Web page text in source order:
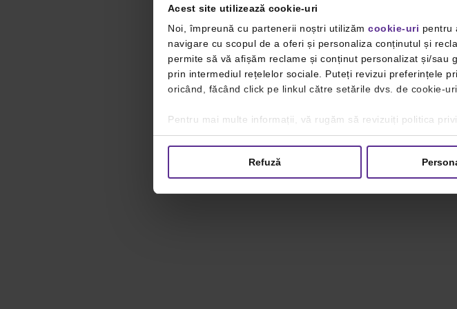
Acest site utilizează cookie-uri
Noi, împreună cu partenerii noștri utilizăm cookie-uri pentru
navigare cu scopul de a oferi și personaliza conținutul și
permite să vă afișăm reclame și conținut personalizat și/
prin intermediul rețelelor sociale. Puteți revizui preferințele
oricând, făcând click pe linkul către setările dvs. de cookie-uri.
Pentru mai multe informații, vă rugăm să revizuiți politica
Refuză